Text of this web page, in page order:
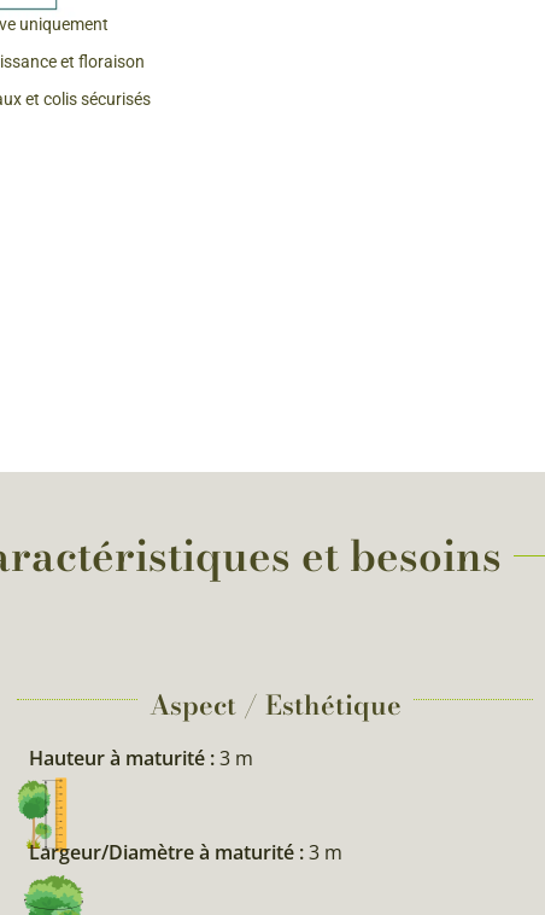
& Graines Spéciales Fraîcheur
fleurs de A à Z
uniquement
et floraison
et colis sécurisés
et besoins
Aspect / Esthétique
Hauteur à maturité :3 m
Largeur/Diamètre à maturité :3 m